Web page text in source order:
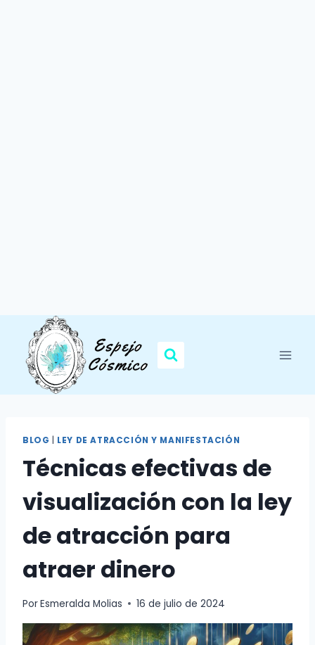
contenido
BLOG LEY DE ATRACCIÓN Y MANIFESTACIÓN
Técnicas efectivas de
visualización con la ley
de atracción para
atraer dinero
PorEsmeralda Molias 16 de julio de 2024